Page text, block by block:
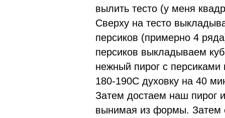
вылить тесто (у меня
Сверху на тесто
персиков (примерно 4
персиков выкладываем
нежный пирог с персиками
180-190С духовку на 40
Затем достаем наш пирог
вынимая из формы. Затем